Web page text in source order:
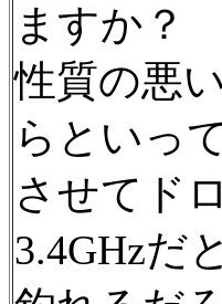
ますか？
性質の悪
らといっ
させてド
3.4GHzだ